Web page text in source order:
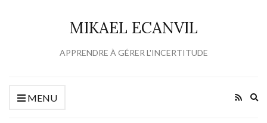
MIKAEL ECANVIL
APPRENDRE À GÉRER L'INCERTITUDE
MENU